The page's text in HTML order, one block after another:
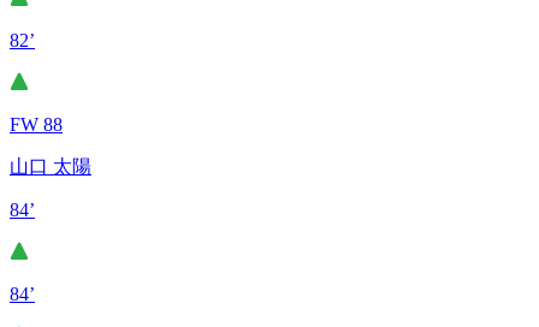
82’
FW 88
山口 太陽
84’
84’